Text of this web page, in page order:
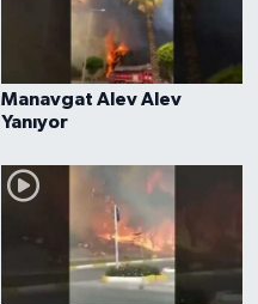
Manavgat Alev Alev
Yanıyor